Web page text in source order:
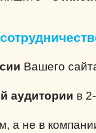
Вашего
аудитории в
а не в